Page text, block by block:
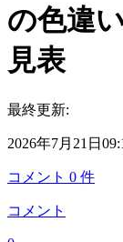
の色違
見表
最終更新:
2026年7月21日
コメント 0 件
コメント